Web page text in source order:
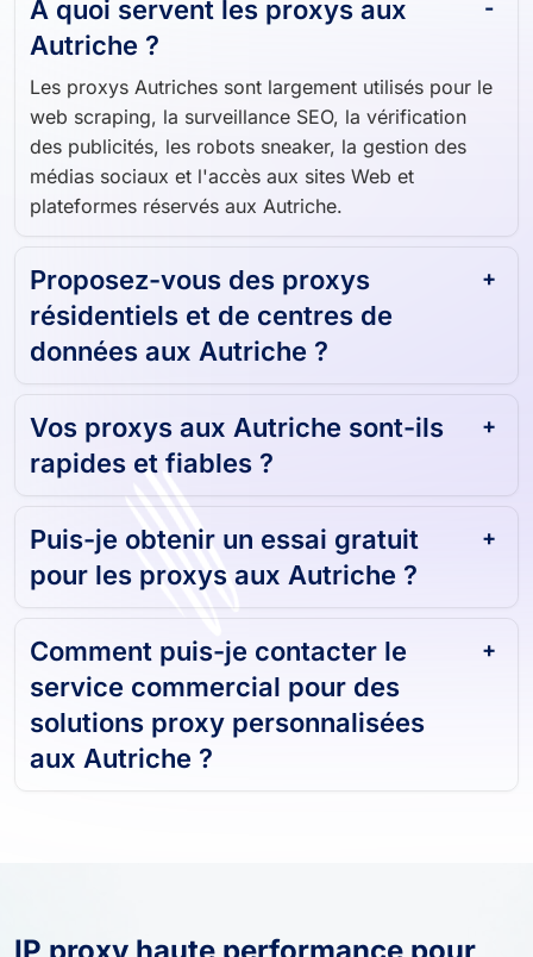
À quoi servent les proxys aux
Autriche ?
Les proxys Autriches sont largement utilisés pour le
web scraping, la surveillance SEO, la vérification
des publicités, les robots sneaker, la gestion des
médias sociaux et l'accès aux sites Web et
plateformes réservés aux Autriche.
Proposez-vous des proxys
résidentiels et de centres de
données aux Autriche ?
Vos proxys aux Autriche sont-ils
rapides et fiables ?
Puis-je obtenir un essai gratuit
pour les proxys aux Autriche ?
Comment puis-je contacter le
service commercial pour des
solutions proxy personnalisées
aux Autriche ?